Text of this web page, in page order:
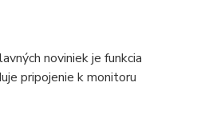
noviniek je funkcia
pripojenie k monitoru